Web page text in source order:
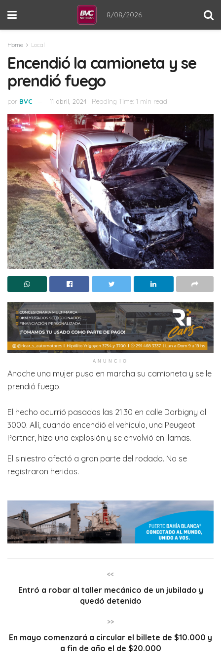
8/08/2026
Home Local
Encendió la camioneta y se
prendió fuego
por BVC 11 abril, 2024 Reading Time: 1 min read
ANUNCIO
Anoche una mujer puso en marcha su camioneta y se le
prendió fuego.
El hecho ocurrió pasadas las 21.30 en calle Dorbigny al
3000. Allí, cuando encendió el vehículo, una Peugeot
Partner, hizo una explosión y se envolvió en llamas.
El siniestro afectó a gran parte del rodado. No se
registraron heridos.
<<
Entró a robar al taller mecánico de un jubilado y
quedó detenido
>>
En mayo comenzará a circular el billete de $10.000 y
a fin de año el de $20.000